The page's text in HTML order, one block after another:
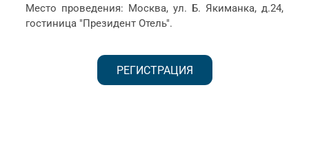
Место проведения: Москва, ул. Б. Якиманка, д.24,
гостиница "Президент Отель".
РЕГИСТРАЦИЯ